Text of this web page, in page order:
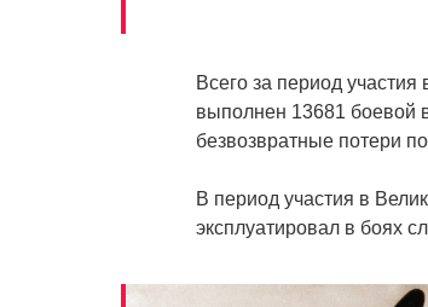
Всего за период
выполнен 13681 боевой
безвозвратные потери
В период участия в
эксплуатировал в боях